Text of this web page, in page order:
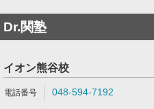
Dr.関塾
イオン熊谷校
048-594-7192